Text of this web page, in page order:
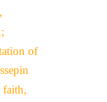
of
faith,